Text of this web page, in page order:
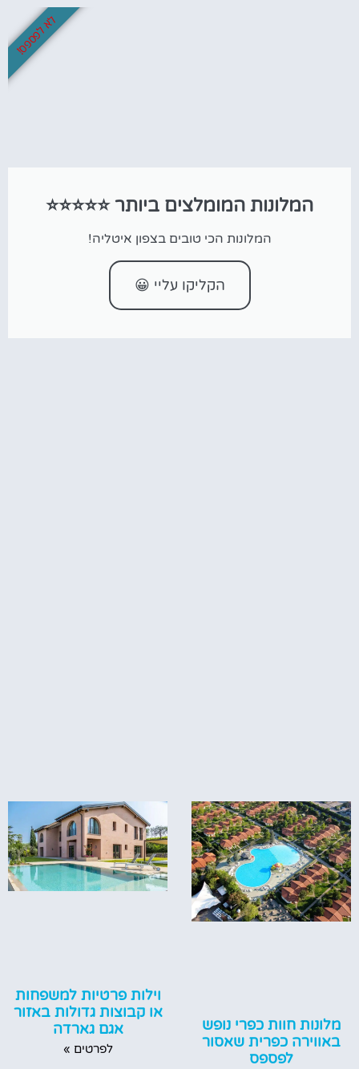
המלונות המומלצים ביותר ⭐⭐⭐⭐⭐
המלונות הכי טובים בצפון איטליה!
הקליקו עליי 😀
לא לפספס!
מלונות חוות כפרי נופש
באווירה כפרית שאסור
לפספס
וילות פרטיות למשפחות
או קבוצות גדולות באזור
אגם גארדה
לפרטים »